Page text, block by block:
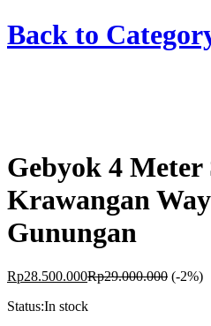
Back to
Gebyok 4 Meter
Krawangan
Gunungan
Rp28.500.000Rp29.000.000 (-2%)
Status:In stock